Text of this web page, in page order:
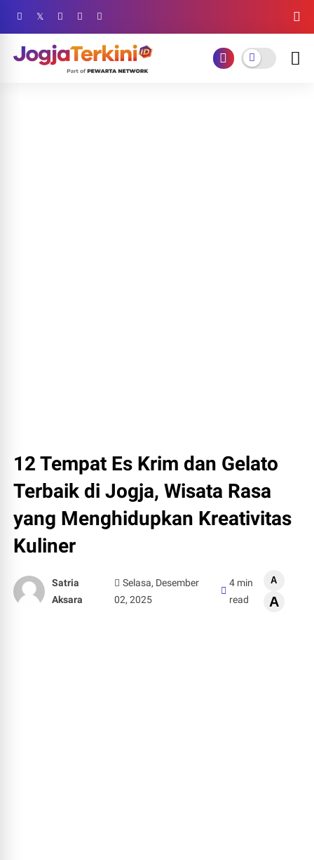
12 Tempat Es Krim dan Gelato
Terbaik di Jogja, Wisata Rasa
yang Menghidupkan Kreativitas
Kuliner
Satria
Aksara
Selasa, Desember
02, 2025
4 min
read
A
A